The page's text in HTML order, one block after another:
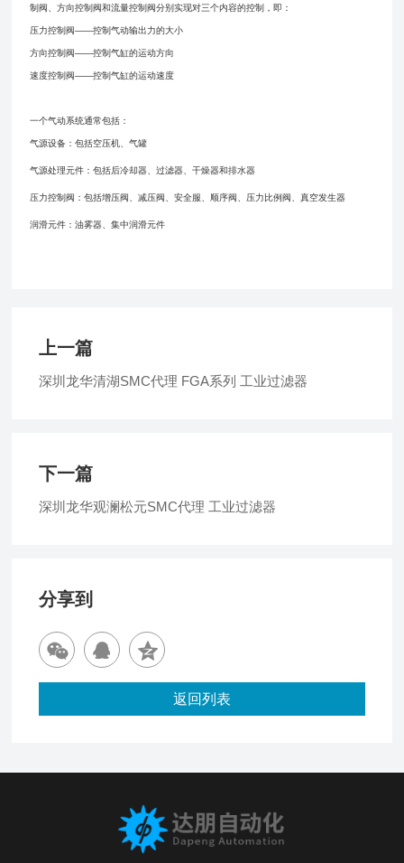
制阀、方向控制阀和流量控制阀分别实现对三个内容的控制，即：
压力控制阀——控制气动输出力的大小
方向控制阀——控制气缸的运动方向
速度控制阀——控制气缸的运动速度
一个气动系统通常包括：
气源设备：包括空压机、气罐
气源处理元件：包括后冷却器、过滤器、干燥器和排水器
压力控制阀：包括增压阀、减压阀、安全服、顺序阀、压力比例阀、真空发生器
润滑元件：油雾器、集中润滑元件
上一篇
深圳龙华清湖SMC代理 FGA系列 工业过滤器
下一篇
深圳龙华观澜松元SMC代理 工业过滤器
分享到
返回列表